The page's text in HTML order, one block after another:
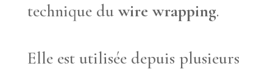
technique duwire wrapping.
Elle est utilisée depuis plusieurs